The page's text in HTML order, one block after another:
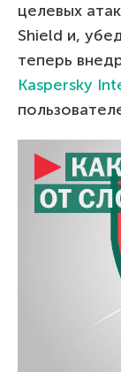
целевых
Shield и,
теперь
Kaspersky